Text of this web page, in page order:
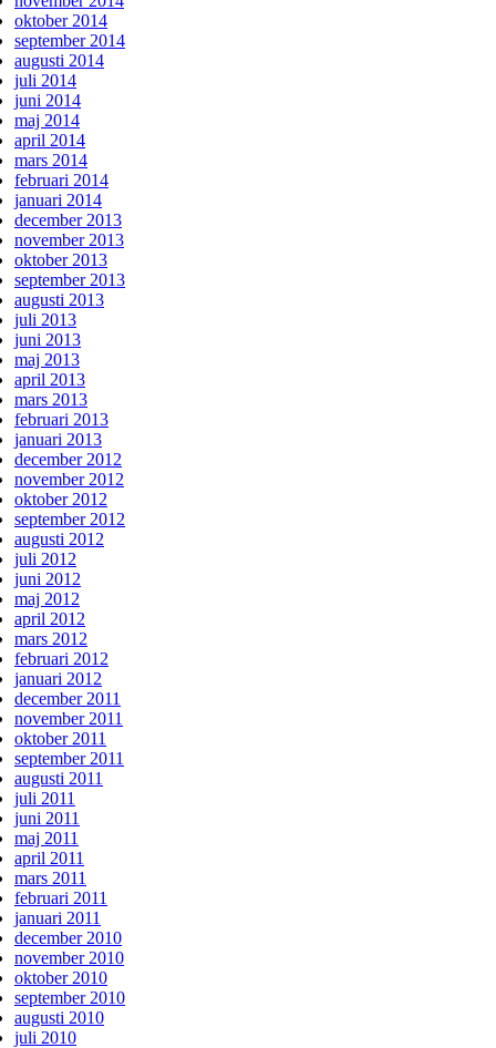
oktober 2014
september 2014
augusti 2014
juli 2014
juni 2014
maj 2014
april 2014
mars 2014
februari 2014
januari 2014
december 2013
november 2013
oktober 2013
september 2013
augusti 2013
juli 2013
juni 2013
maj 2013
april 2013
mars 2013
februari 2013
januari 2013
december 2012
november 2012
oktober 2012
september 2012
augusti 2012
juli 2012
juni 2012
maj 2012
april 2012
mars 2012
februari 2012
januari 2012
december 2011
november 2011
oktober 2011
september 2011
augusti 2011
juli 2011
juni 2011
maj 2011
april 2011
mars 2011
februari 2011
januari 2011
december 2010
november 2010
oktober 2010
september 2010
augusti 2010
juli 2010